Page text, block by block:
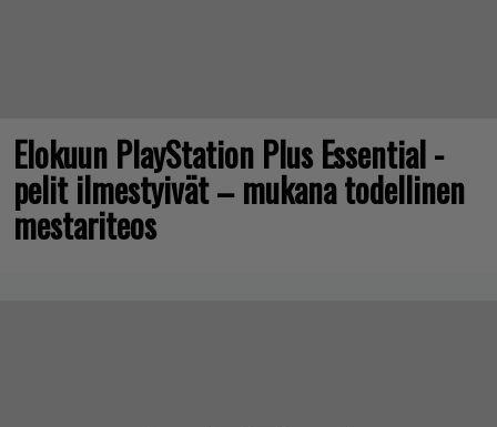
Elokuun PlayStation Plus Essential -
pelit ilmestyivät – mukana todellinen
mestariteos